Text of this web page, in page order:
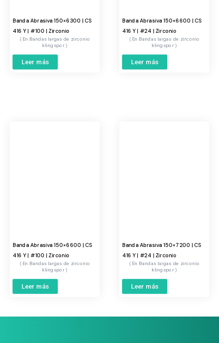
Banda Abrasiva 150×6300 | CS
416 Y | #100 | Zirconio
Bandas largas de zirconio
klingspor
Leer más
Banda Abrasiva 150×6600 | CS
416 Y | #24 | Zirconio
Bandas largas de zirconio
klingspor
Leer más
Banda Abrasiva 150×6600 | CS
416 Y | #100 | Zirconio
Bandas largas de zirconio
klingspor
Leer más
Banda Abrasiva 150×7200 | CS
416 Y | #24 | Zirconio
Bandas largas de zirconio
klingspor
Leer más